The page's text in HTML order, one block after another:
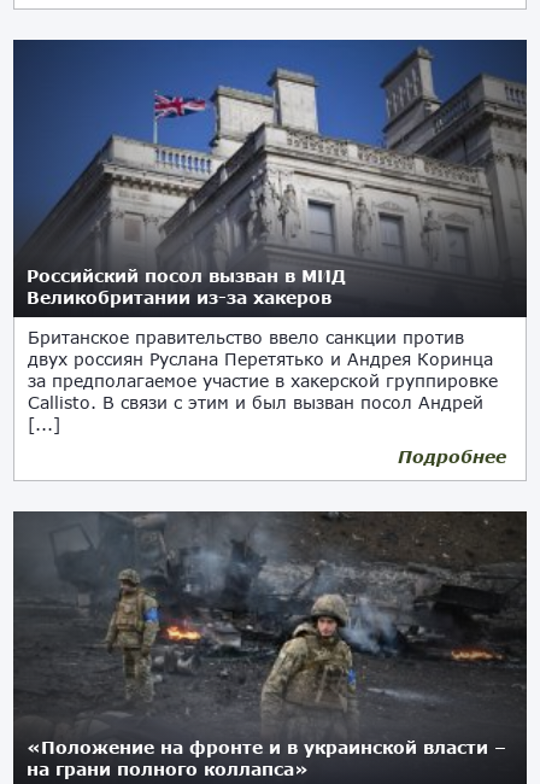
Российский посол вызван в МИД
Великобритании из-за хакеров
Британское правительство ввело санкции против
двух россиян Руслана Перетятько и Андрея Коринца
за предполагаемое участие в хакерской группировке
Callisto. В связи с этим и был вызван посол Андрей
[...]
Подробнее
«Положение на фронте и в украинской власти –
на грани полного коллапса»